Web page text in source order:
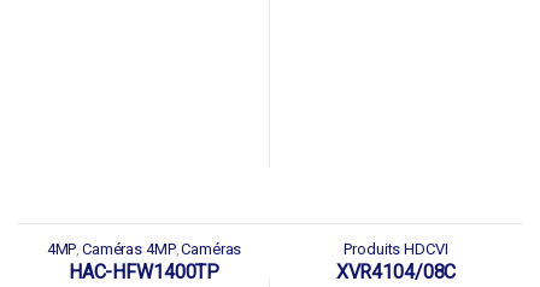
4MP ,Caméras 4MP,Caméras
HDCVI , Produits HDCVI
HAC-HFW1400TP
Produits HDCVI
XVR4104/08C